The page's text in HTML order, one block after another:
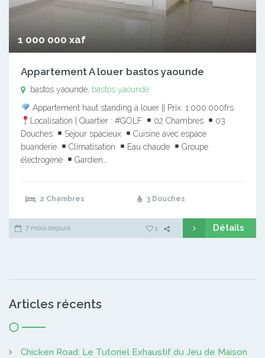
1 000 000 xaf
Appartement A louer bastos yaounde
bastos yaounde, bastos yaounde
Appartement haut standing à louer || Prix: 1.000.000frs
Localisation | Quartier : #GOLF
02 Chambres
03
Douches
Séjour spacieux
Cuisine avec espace
buanderie
Climatisation Eau chaude
Groupe
électrogène
Gardien…
2 Chambres 3 Douches
7 mois depuis 1 Détails
Articles récents
Chicken Road: Le Tutoriel Exhaustif du Jeu de Maison